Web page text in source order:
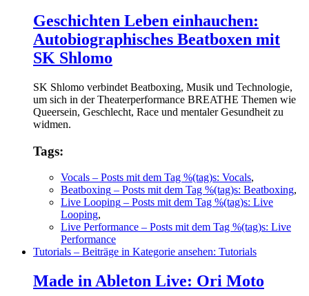
Geschichten Leben einhauchen:
Autobiographisches Beatboxen mit
SK Shlomo
SK Shlomo verbindet Beatboxing, Musik und Technologie,
um sich in der Theaterperformance BREATHE Themen wie
Queersein, Geschlecht, Race und mentaler Gesundheit zu
widmen.
Tags:
Vocals – Posts mit dem Tag %(tag)s: Vocals,
Beatboxing – Posts mit dem Tag %(tag)s: Beatboxing,
Live Looping – Posts mit dem Tag %(tag)s: Live
Looping,
Live Performance – Posts mit dem Tag %(tag)s: Live
Performance
Tutorials – Beiträge in Kategorie ansehen: Tutorials
Made in Ableton Live: Ori Moto